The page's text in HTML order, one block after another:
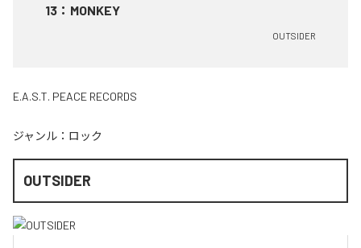
13 ： MONKEY
OUTSIDER
E.A.S.T. PEACE RECORDS
ジャンル： ロック
OUTSIDER